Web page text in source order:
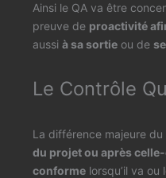
Ainsi le QA va être
preuve de proactivité
aussi à sa sortie ou de
Le Contrôle
La différence majeure
du projet ou après
conforme lorsqu’il va ou